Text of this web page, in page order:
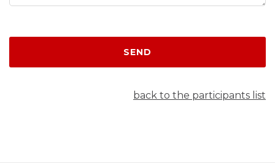
SEND
back to the participants list